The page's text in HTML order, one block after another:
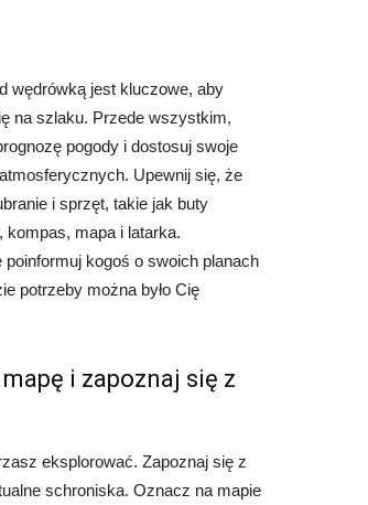
wędrówką jest kluczowe, aby
na szlaku. Przede wszystkim,
pogody i dostosuj swoje
Upewnij się, że
i sprzęt, takie jak buty
kompas, mapa i latarka.
kogoś o swoich planach
potrzeby można było Cię
i zapoznaj się z
eksplorować. Zapoznaj się z
schroniska. Oznacz na mapie